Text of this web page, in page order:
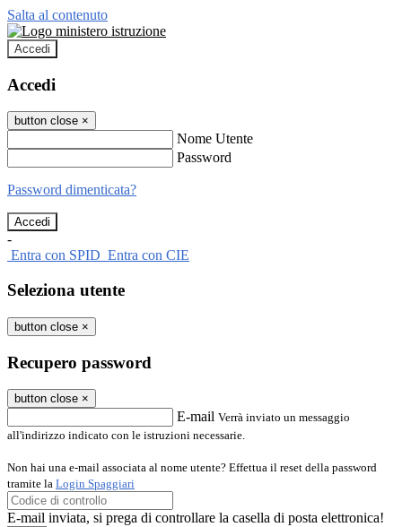
Salta al contenuto
Accedi
Accedi
button close ×
Nome Utente
Password
Password dimenticata?
-
Entra con SPID Entra con CIE
Seleziona utente
button close ×
Recupero password
button close ×
E-mail Verrà inviato un messaggio
all'indirizzo indicato con le istruzioni necessarie.
Non hai una e-mail associata al nome utente? Effettua il reset della password
tramite la Login Spaggiari
E-mail inviata, si prega di controllare la casella di posta elettronica!